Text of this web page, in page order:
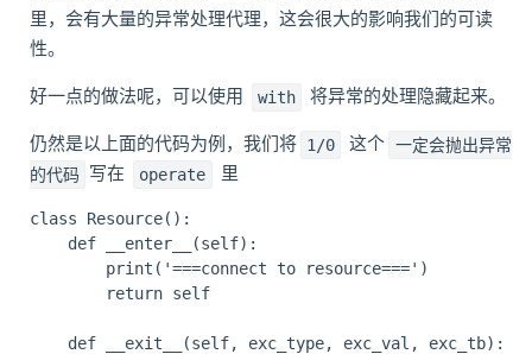
里，会有大量的异常处理代理，这会很大的影响我们的可读
性。
好一点的做法呢，可以使用 with 将异常的处理隐藏起来。
仍然是以上面的代码为例，我们将 1/0 这个 一定会抛出异常
的代码 写在 operate 里
class Resource():
    def __enter__(self):
        print('===connect to resource===')
        return self
    def __exit__(self, exc_type, exc_val, exc_tb):